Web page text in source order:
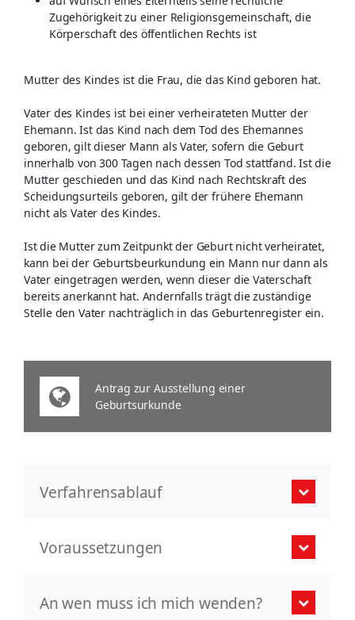
Zugehörigkeit zu einer Religionsgemeinschaft, die
Körperschaft des öffentlichen Rechts ist
Mutter des Kindes ist die Frau, die das Kind geboren hat.
Vater des Kindes ist bei einer verheirateten Mutter der
Ehemann. Ist das Kind nach dem Tod des Ehemannes
geboren, gilt dieser Mann als Vater, sofern die Geburt
innerhalb von 300 Tagen nach dessen Tod stattfand. Ist die
Mutter geschieden und das Kind nach Rechtskraft des
Scheidungsurteils geboren, gilt der frühere Ehemann
nicht als Vater des Kindes.
Ist die Mutter zum Zeitpunkt der Geburt nicht verheiratet,
kann bei der Geburtsbeurkundung ein Mann nur dann als
Vater eingetragen werden, wenn dieser die Vaterschaft
bereits anerkannt hat. Andernfalls trägt die zuständige
Stelle den Vater nachträglich in das Geburtenregister ein.
Antrag zur Ausstellung einer
Geburtsurkunde
Verfahrensablauf
Voraussetzungen
An wen muss ich mich wenden?